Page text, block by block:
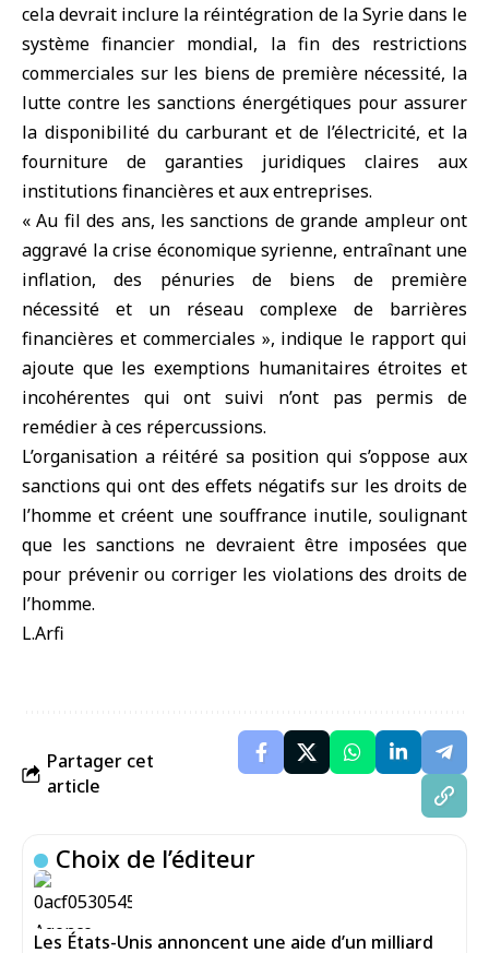
cela devrait inclure la réintégration de la Syrie dans le
système financier mondial, la fin des restrictions
commerciales sur les biens de première nécessité, la
lutte contre les sanctions énergétiques pour assurer
la disponibilité du carburant et de l’électricité, et la
fourniture de garanties juridiques claires aux
institutions financières et aux entreprises.
« Au fil des ans, les sanctions de grande ampleur ont
aggravé la crise économique syrienne, entraînant une
inflation, des pénuries de biens de première
nécessité et un réseau complexe de barrières
financières et commerciales », indique le rapport qui
ajoute que les exemptions humanitaires étroites et
incohérentes qui ont suivi n’ont pas permis de
remédier à ces répercussions.
L’organisation a réitéré sa position qui s’oppose aux
sanctions qui ont des effets négatifs sur les droits de
l’homme et créent une souffrance inutile, soulignant
que les sanctions ne devraient être imposées que
pour prévenir ou corriger les violations des droits de
l’homme.
L.Arfi
Partager cet
article
Choix de l’éditeur
Les États-Unis annoncent une aide d’un milliard